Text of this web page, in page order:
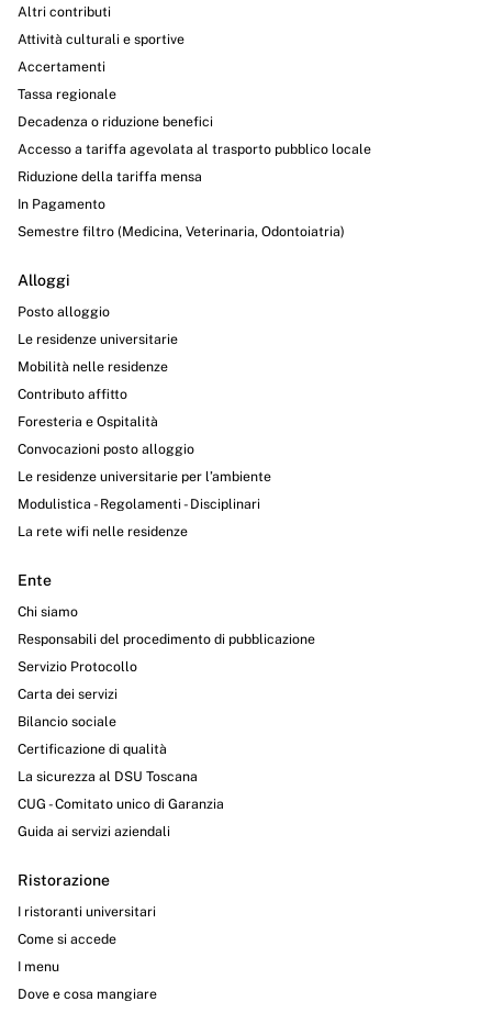
Altri contributi
Attività culturali e sportive
Accertamenti
Tassa regionale
Decadenza o riduzione benefici
Accesso a tariffa agevolata al trasporto pubblico locale
Riduzione della tariffa mensa
In Pagamento
Semestre filtro (Medicina, Veterinaria, Odontoiatria)
Alloggi
Posto alloggio
Le residenze universitarie
Mobilità nelle residenze
Contributo affitto
Foresteria e Ospitalità
Convocazioni posto alloggio
Le residenze universitarie per l’ambiente
Modulistica - Regolamenti - Disciplinari
La rete wifi nelle residenze
Ente
Chi siamo
Responsabili del procedimento di pubblicazione
Servizio Protocollo
Carta dei servizi
Bilancio sociale
Certificazione di qualità
La sicurezza al DSU Toscana
CUG - Comitato unico di Garanzia
Guida ai servizi aziendali
Ristorazione
I ristoranti universitari
Come si accede
I menu
Dove e cosa mangiare